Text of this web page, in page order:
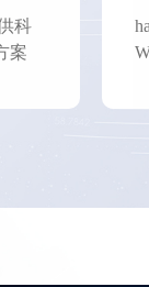
科
案